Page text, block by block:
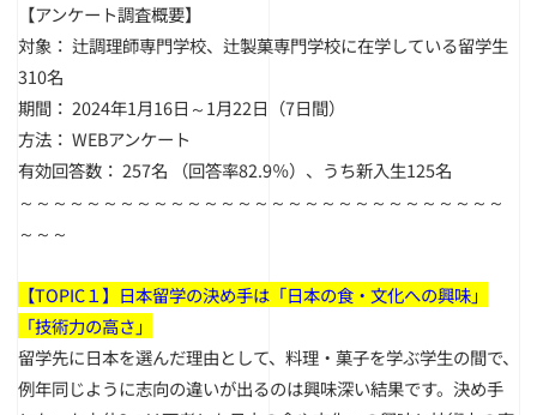
【アンケート調査概要】
対象： 辻調理師専門学校、 辻製菓専門学校に在学している留学生
310名
期間： 2024年1月16日～1月22日（7日間）
方法： WEBアンケート
有効回答数： 257名 （回答率82.9％）、うち新入生125名
～～～～～～～～～～～～～～～～～～～～～～～～～～～～～
～～～
【TOPIC１】日本留学の決め手は「日本の食・文化への興味」
「技術力の高さ」
留学先に日本を選んだ理由として、料理・菓子を学ぶ学生の間で、
例年同じように志向の違いが出るのは興味深い結果です。決め手